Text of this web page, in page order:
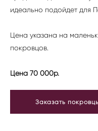
идеально подойдет для
Цена указана на
покровцов.
Цена 70 000р.
Заказать